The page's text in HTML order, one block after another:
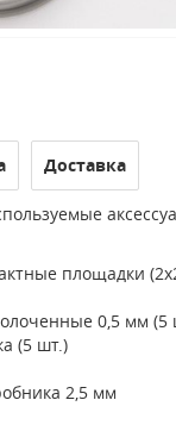
Доставка
площадки
0,5 мм (5
(5 шт.)
2,5 мм